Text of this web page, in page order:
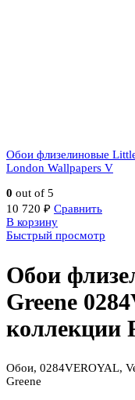
Обои флизелиновые
London Wallpapers V
0 out of 5
10 720 ₽ Сравнить
В корзину
Быстрый просмотр
Обои
Greene
коллекции
Обои, 0284VEROYAL,
Greene